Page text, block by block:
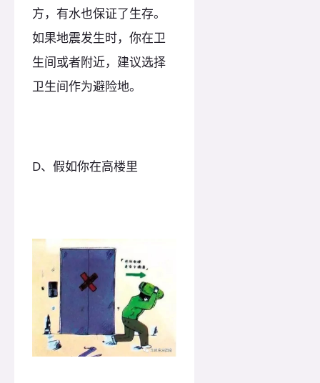
方，有水也保证了生存。
如果地震发生时，你在卫
生间或者附近，建议选择
卫生间作为避险地。
D、假如你在高楼里